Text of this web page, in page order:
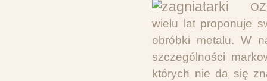
wielu lat proponuje
obróbki metalu. W
szczególności
których nie da się